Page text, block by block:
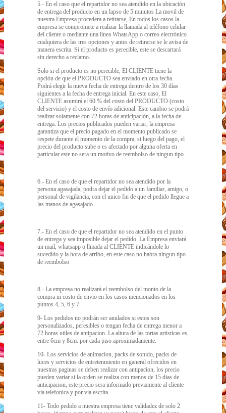
5.- En el caso que el repartidor no sea atendido en la ubicación
de entrega del producto en un lapso de 5 minutos La movil de
nuestra Empresa procedera a retirarse, En todos los casos la
empresa se compromete a realizar la llamada al teléfono celular
del cliente o mediante una línea WhatsApp o correo electrónico
cualquiera de las tres opciones y antes de retirarse se le avisa de
manera escrita. Si el producto es perecible, este se descartará
sin derecho a reclamo.
Solo si el producto es no perecible, El CLIENTE tiene la
opción de que el PRODUCTO sea enviado en otra fecha.
Podrá elegir la nueva fecha de entrega dentro de los 30 días
siguientes a la fecha de entrega inicial. En este caso, El
CLIENTE asumirá el 60 % del costo del PRODUCTO (costo
del servicio) y el costo de envío adicional. Este cambio se podrá
realizar solamente con 72 horas de anticipación, a la fecha de
entrega. Los precios publicados pueden variar, la empresa
garantiza que el precio pagado en el momento publicado se
respete durante el momento de la compra, si luego del pago, el
precio del producto sube o es afectado por alguna oferta en
particular este no sera un motivo de reembolso de ningun tipo.
6.- En el caso de que el repartidor no sea atendido por la
persona agasajada, podra dejar el pedido a un familiar, amigo, o
personal de vigilancia, con el unico fin de que el pedido llegue a
las manos de agasajado.
7.- En el caso de que el repartidor no sea atendido en el punto
de entrega y sea imposible dejar el pedido. La Empresa enviará
un mail, whatsapp o llmada al CLIENTE indicándole lo
sucedido y la hora de arribo, en este caso no habra ningun tipo
de reembolso
8.- La empresa no realizará el reembolso del monto de la
compra ni costo de envio en los casos mencionados en los
puntos 4, 5, 6 y 7
9- Los pedidos no podrán ser anulados si estos son
personalizados, peresibles o tengan fecha de entrega menor a
72 horas utiles de antipacion. La altura de las tortas artisticas es
entre 6cm y 8cm. por cada piso aproximadamente.
10- Los servicios de animacion, packs de sonido, packs de
luces y servicios de entretenmiento en ganeral ofrecidos en
nuestras paginas se deben realizar con antipacion, los precio
pueden variar si la orden se realiza con menos de 15 dias de
anticipacion, este precio sera informado previamente al cliente
via telefonica y por via escrita.
11- Todo pedido a nuestra empresa tiene validadez de solo 2